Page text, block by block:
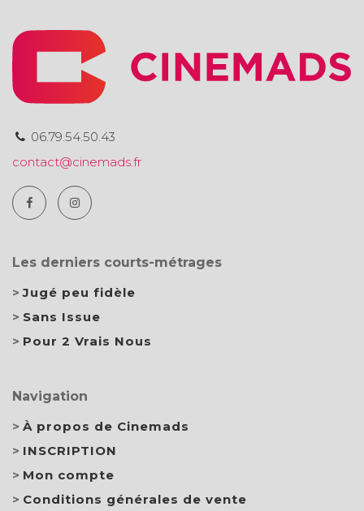
06.79.54.50.43
contact@cinemads.fr
Les derniers courts-métrages
Jugé peu fidèle
Sans Issue
Pour 2 Vrais Nous
Navigation
À propos de Cinemads
INSCRIPTION
Mon compte
Conditions générales de vente